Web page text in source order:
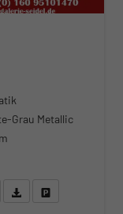
Grau Metallic
anfragen
rufen Sie an
Fahrzeugexposé (PDF)